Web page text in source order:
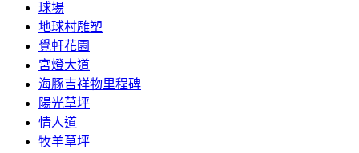
球場
地球村雕塑
覺軒花園
宮燈大道
海豚吉祥物里程碑
陽光草坪
情人道
牧羊草坪